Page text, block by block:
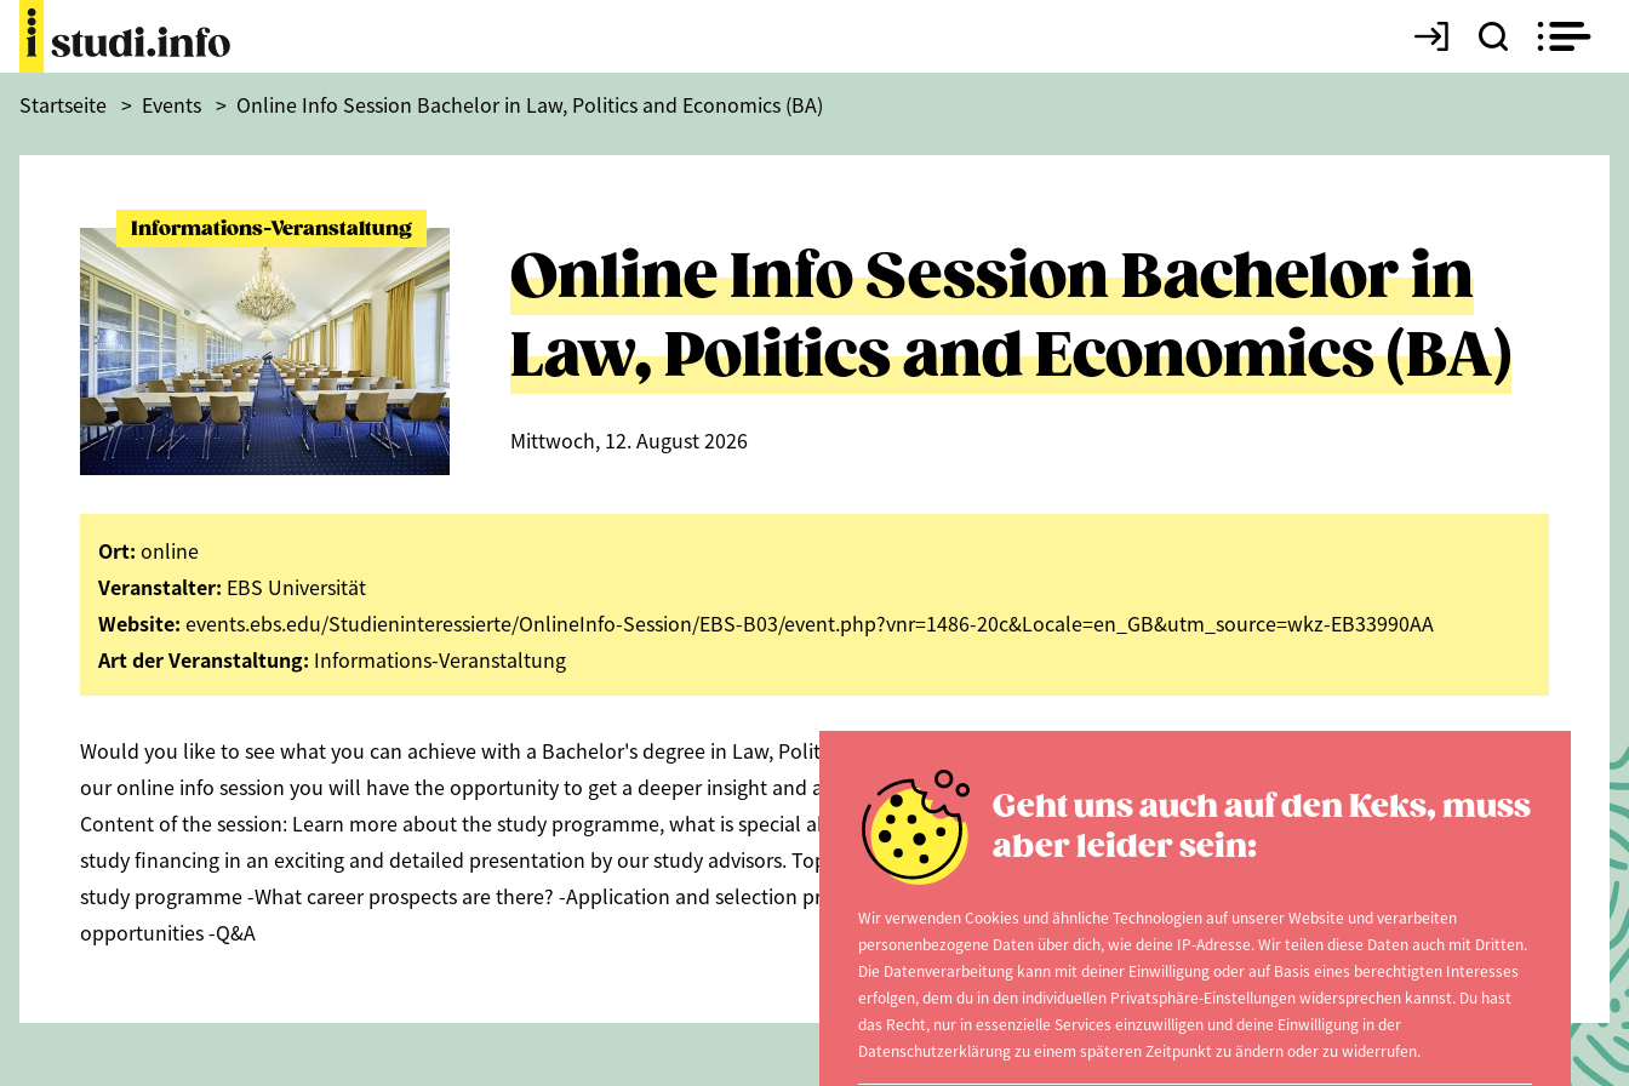
Geht uns auch auf den Keks, muss
aber leider sein:
Wir verwenden Cookies und ähnliche Technologien auf unserer Website und verarbeiten
personenbezogene Daten über dich, wie deine IP-Adresse. Wir teilen diese Daten auch mit Dritten.
Die Datenverarbeitung kann mit deiner Einwilligung oder auf Basis eines berechtigten Interesses
erfolgen, dem du in den individuellen Privatsphäre-Einstellungen widersprechen kannst. Du hast
das Recht, nur in essenzielle Services einzuwilligen und deine Einwilligung in der
Datenschutzerklärung zu einem späteren Zeitpunkt zu ändern oder zu widerrufen.
Startseite > Events > Online Info Session Bachelor in Law, Politics and Economics (BA)
Informations-Veranstaltung
Online Info Session Bachelor in
Law, Politics and Economics (BA)
Mittwoch, 12. August 2026
Ort: online
Veranstalter: EBS Universität
Website: events.ebs.edu/Studieninteressierte/OnlineInfo-Session/EBS-B03/event.php?vnr=1486-20c&Locale=en_GB&utm_source=wkz-EB33990AA
Art der Veranstaltung: Informations-Veranstaltung
Would you like to see what you can achieve with a Bachelor's degree in Law, Politics and Economics at EBS? And learn what makes studying at EBS special? In
our online info session you will have the opportunity to get a deeper insight and ask questions that are on your mind. We look forward to having you join us.
Content of the session: Learn more about the study programme, what is special about EBS Universität and many details about the admission procedure and
study financing in an exciting and detailed presentation by our study advisors. Topics: -What makes EBS Universität special? -Structure and special features of the
study programme -What career prospects are there? -Application and selection procedure -Semester abroad and internships -Scholarships and funding
opportunities -Q&A